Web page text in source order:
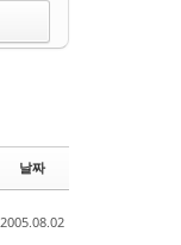
날짜
2005.08.02